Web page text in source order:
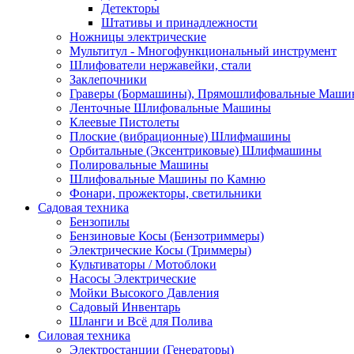
Детекторы
Штативы и принадлежности
Ножницы электрические
Мультитул - Многофункциональный инструмент
Шлифователи нержавейки, стали
Заклепочники
Граверы (Бормашины), Прямошлифовальные
Ленточные Шлифовальные Машины
Клеевые Пистолеты
Плоские (вибрационные) Шлифмашины
Орбитальные (Эксентриковые) Шлифмашины
Полировальные Машины
Шлифовальные Машины по Камню
Фонари, прожекторы, светильники
Садовая техника
Бензопилы
Бензиновые Косы (Бензотриммеры)
Электрические Косы (Триммеры)
Культиваторы / Мотоблоки
Насосы Электрические
Мойки Высокого Давления
Садовый Инвентарь
Шланги и Всё для Полива
Силовая техника
Электростанции (Генераторы)